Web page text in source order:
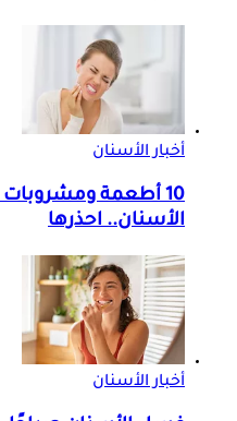
أخبار الأسنان
10 أطعمة
الأسنان.. احذرها
أخبار الأسنان